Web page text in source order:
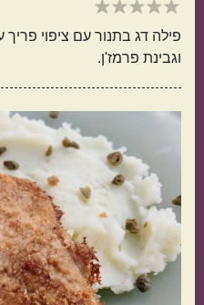
פילה דג בתנור עם ציפוי
וגבינת פרמז'ן.
תפוחי אדמה